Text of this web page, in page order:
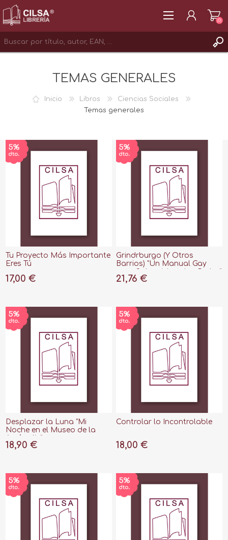
INICIAR SESIÓN
(0)
TEMAS GENERALES
Inicio Libros
Ciencias Sociales
Temas generales
Tu Proyecto Más Importante
Eres Tú
17,00 €
Grindrburgo (Y Otros
Barrios) "Un Manual Gay
21,76 €
Desplazar la Luna "Mi
Noche en el Museo de la
18,90 €
Controlar lo Incontrolable
18,00 €